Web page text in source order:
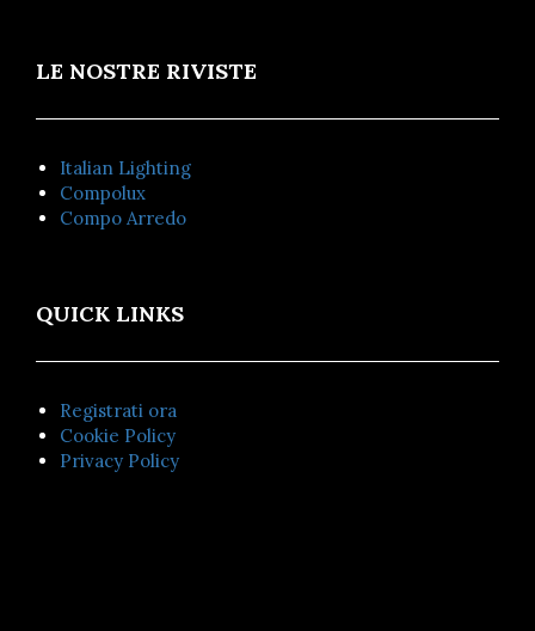
LE NOSTRE RIVISTE
Italian Lighting
Compolux
Compo Arredo
QUICK LINKS
Registrati ora
Cookie Policy
Privacy Policy